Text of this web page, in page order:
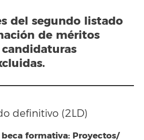
del segundo listado
de méritos
definitivo (2LD)
formativa: Proyectos/